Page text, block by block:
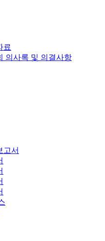
료
의사록 및 의결사항
고서